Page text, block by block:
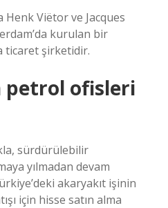
Henk Viëtor ve Jacques
kurulan bir
ticaret şirketidir.
petrol ofisleri
sürdürülebilir
yılmadan devam
akaryakıt işinin
için hisse satın alma